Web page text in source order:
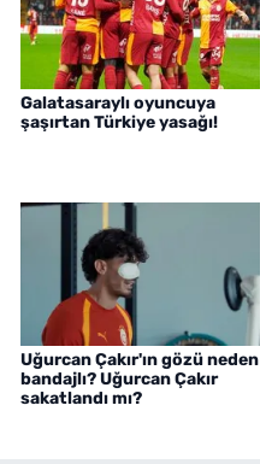
Galatasaraylı oyuncuya
şaşırtan Türkiye yasağı!
Uğurcan Çakır'ın gözü neden
bandajlı? Uğurcan Çakır
sakatlandı mı?